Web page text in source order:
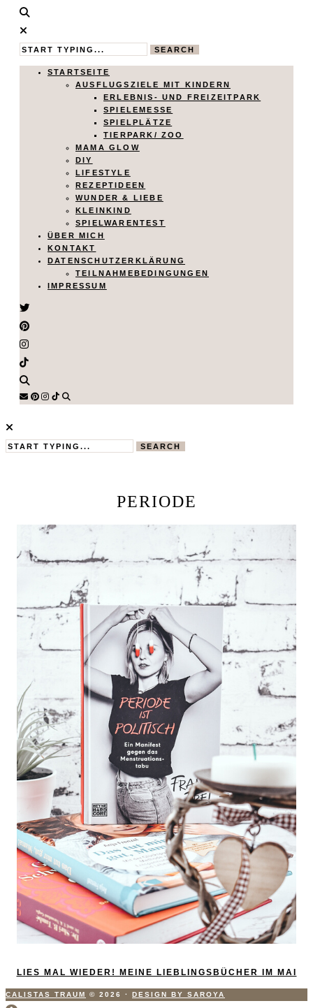
Calistas
Traum
MAMABLOG
SEARCH
STARTSEITE
AUSFLUGSZIELE MIT KINDERN
ERLEBNIS- UND FREIZEITPARK
SPIELEMESSE
SPIELPLÄTZE
TIERPARK/ ZOO
MAMA GLOW
DIY
LIFESTYLE
REZEPTIDEEN
WUNDER & LIEBE
KLEINKIND
SPIELWARENTEST
ÜBER MICH
KONTAKT
DATENSCHUTZERKLÄRUNG
TEILNAHMEBEDINGUNGEN
IMPRESSUM
SEARCH
PERIODE
LIES MAL WIEDER! MEINE LIEBLINGSBÜCHER IM MAI
CALISTAS TRAUM © 2026 · DESIGN BY SAROYA